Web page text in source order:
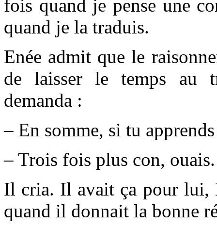
fois quand je pense une
quand je la traduis.
Enée admit que le
de laisser le temps au
demanda :
– En somme, si tu
– Trois fois plus con, ouais.
Il cria. Il avait ça pour lui,
quand il donnait la bonne